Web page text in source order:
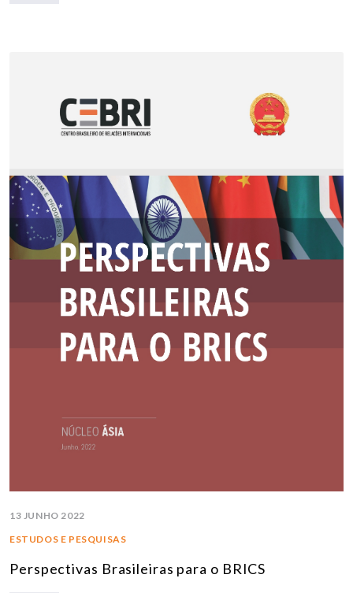
13 JUNHO 2022
ESTUDOS E PESQUISAS
Perspectivas Brasileiras para o BRICS